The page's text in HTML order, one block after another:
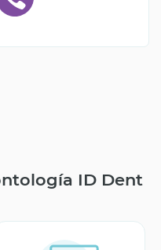
ID Dent